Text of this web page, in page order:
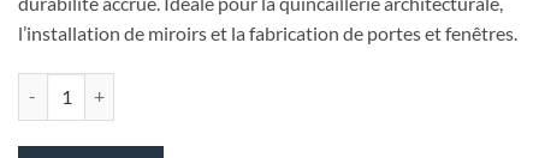
l’installation de miroirs et la fabrication de portes et fenêtres.